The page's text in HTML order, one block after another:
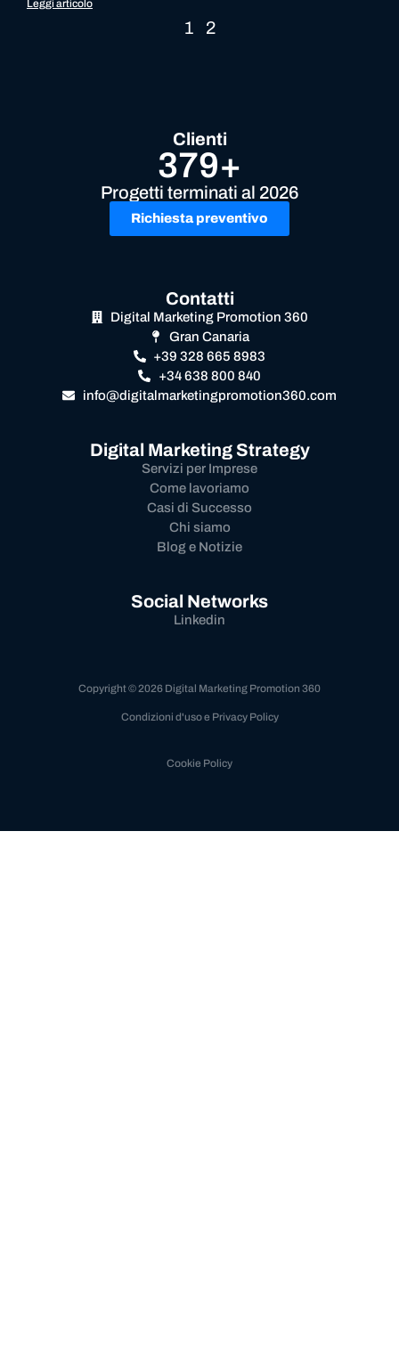
Leggi articolo
1 2
Clienti
379+
Progetti terminati al 2026
Richiesta preventivo
Contatti
Digital Marketing Promotion 360
Gran Canaria
+39 328 665 8983
+34 638 800 840
info@digitalmarketingpromotion360.com
Digital Marketing Strategy
Servizi per Imprese
Come lavoriamo
Casi di Successo
Chi siamo
Blog e Notizie
Social Networks
Linkedin
Copyright © 2026 Digital Marketing Promotion 360
Condizioni d'uso e Privacy Policy
Cookie Policy